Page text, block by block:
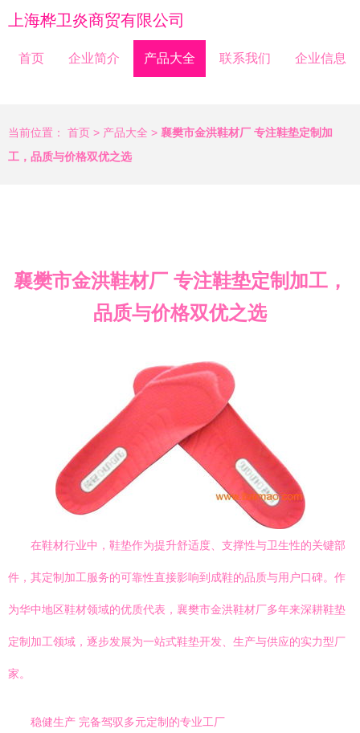
上海桦卫炎商贸有限公司
首页 企业简介 产品大全 联系我们 企业信息
当前位置： 首页 > 产品大全 > 襄樊市金洪鞋材厂 专注鞋垫定制加
工，品质与价格双优之选
襄樊市金洪鞋材厂 专注鞋垫定制加工，
品质与价格双优之选
在鞋材行业中，鞋垫作为提升舒适度、支撑性与卫生性的关键部
件，其定制加工服务的可靠性直接影响到成鞋的品质与用户口碑。作
为华中地区鞋材领域的优质代表，襄樊市金洪鞋材厂多年来深耕鞋垫
定制加工领域，逐步发展为一站式鞋垫开发、生产与供应的实力型厂
家。
稳健生产 完备驾驭多元定制的专业工厂